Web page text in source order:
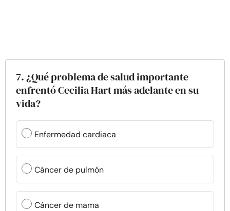
7. ¿Qué problema de salud importante
enfrentó Cecilia Hart más adelante en su
vida?
Enfermedad cardiaca
Cáncer de pulmón
Cáncer de mama